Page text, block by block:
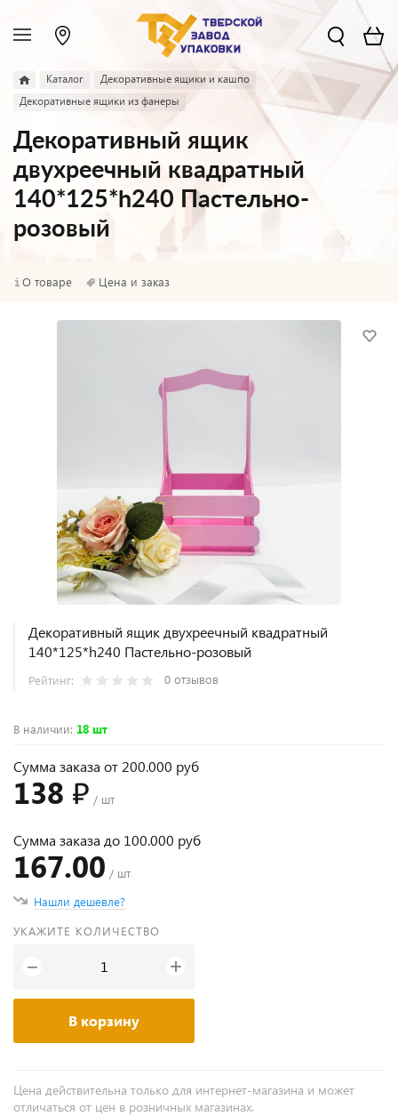
Каталог
Декоративные ящики и кашпо
Декоративные ящики из фанеры
Декоративный ящик
двухреечный квадратный
140*125*h240 Пастельно-
розовый
О товаре Цена и заказ
Декоративный ящик двухреечный квадратный
140*125*h240 Пастельно-розовый
Рейтинг: 0 отзывов
В наличии: 18 шт
Сумма заказа от 200.000 руб
138 ₽ / шт
Сумма заказа до 100.000 руб
167.00 / шт
Нашли дешевле?
УКАЖИТЕ КОЛИЧЕСТВО
− +
В корзину
Цена действительна только для интернет-магазина и может
отличаться от цен в розничных магазинах.